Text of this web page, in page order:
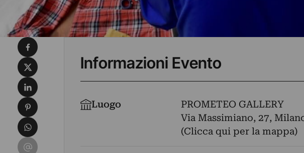
Informazioni Evento
Luogo
PROMETEO GALLERY
Via Massimiano, 27,
(Clicca qui per la mappa)
Condividi su Facebook
Condividi su X
Condividi su LinkedIn
Condividi su Pinterest
Condividi su WhatsApp
Condividi su Email